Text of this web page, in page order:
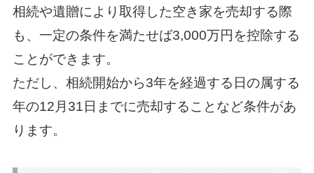
相続や遺贈により取得した空き家を売却する際
も、一定の条件を満たせば3,000万円を控除する
ことができます。
ただし、相続開始から3年を経過する日の属する
年の12月31日までに売却することなど条件があ
ります。